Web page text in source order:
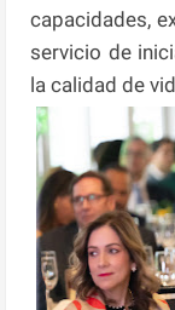
capacidades,
servicio de
la calidad de